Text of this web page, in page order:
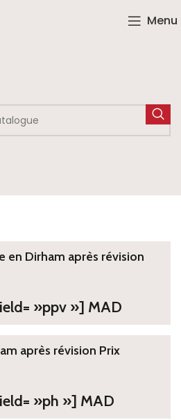
Menu
en Dirham après révision
»ppv »] MAD
après révision Prix
»ph »] MAD